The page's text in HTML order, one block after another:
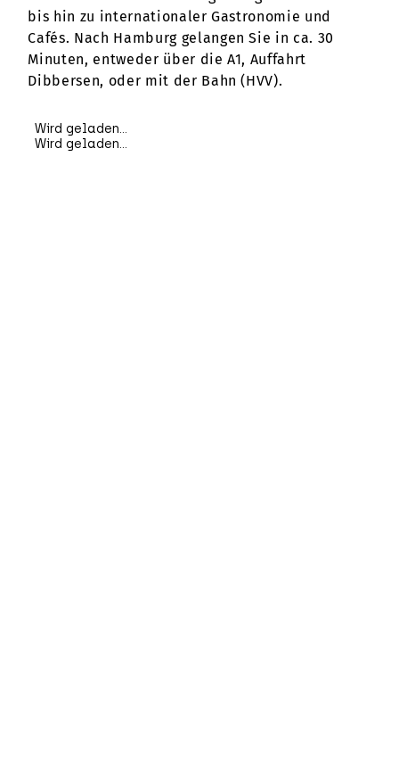
bis hin zu internationaler Gastronomie und
Cafés. Nach Hamburg gelangen Sie in ca. 30
Minuten, entweder über die A1, Auffahrt
Dibbersen, oder mit der Bahn (HVV).